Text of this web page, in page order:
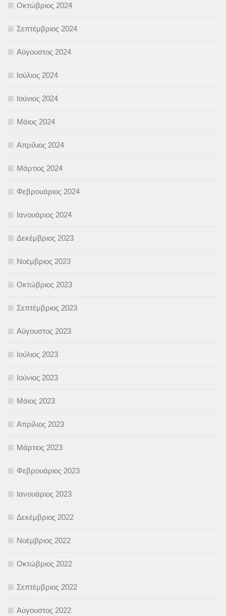
Οκτώβριος 2024
Σεπτέμβριος 2024
Αύγουστος 2024
Ιούλιος 2024
Ιούνιος 2024
Μάιος 2024
Απρίλιος 2024
Μάρτιος 2024
Φεβρουάριος 2024
Ιανουάριος 2024
Δεκέμβριος 2023
Νοέμβριος 2023
Οκτώβριος 2023
Σεπτέμβριος 2023
Αύγουστος 2023
Ιούλιος 2023
Ιούνιος 2023
Μάιος 2023
Απρίλιος 2023
Μάρτιος 2023
Φεβρουάριος 2023
Ιανουάριος 2023
Δεκέμβριος 2022
Νοέμβριος 2022
Οκτώβριος 2022
Σεπτέμβριος 2022
Αύγουστος 2022